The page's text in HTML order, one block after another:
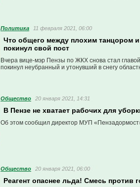
Политика 11 февраля 2021, 06:00
Что общего между плохим танцором
покинул свой пост
Вчера вице-мэр Пензы по ЖКХ снова стал
покинул неубранный и утонувший в снегу
Общество 20 января 2021, 14:31
В Пензе не хватает рабочих для
Об этом сообщил директор МУП
Общество 20 января 2021, 06:00
Реагент опаснее льда! Смесь